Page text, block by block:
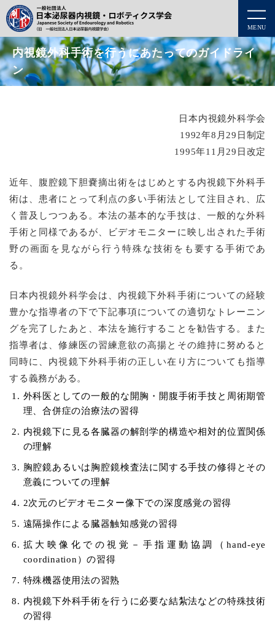
MENU
内視鏡外科手術を行うにあたってのガイドライ
ン
日本内視鏡外科学会
1992年8月29日制定
1995年11月29日改定
近年、腹腔鏡下胆嚢摘出術をはじめとする内視鏡下外科手
術は、患者にとって利点の多い手術法として注目され、広
く普及しつつある。本法の基本的な手技は、一般的な外科
手術と同様であるが、ビデオモニターに映し出された手術
野の画面を見ながら行う特殊な技術をも要する手術であ
る。
日本内視鏡外科学会は、内視鏡下外科手術についての経験
豊かな指導者の下で下記事項についての適切なトレーニン
グを完了したあと、本法を施行することを勧告する。また
指導者は、修練医の習練意欲の高揚とその維持に努めると
同時に、内視鏡下外科手術の正しい在り方についても指導
する義務がある。
外科医としての一般的な開胸・開腹手術手技と周術期管
理、合併症の治療法の習得
内視鏡下に見る各臓器の解剖学的構造や相対的位置関係
の理解
胸腔鏡あるいは胸腔鏡検査法に関する手技の修得とその
意義についての理解
2次元のビデオモニター像下での深度感覚の習得
遠隔操作による臓器触知感覚の習得
拡大映像化での視覚－手指運動協調（hand-eye
coordination）の習得
特殊機器使用法の習熟
内視鏡下外科手術を行うに必要な結紮法などの特殊技術
の習得